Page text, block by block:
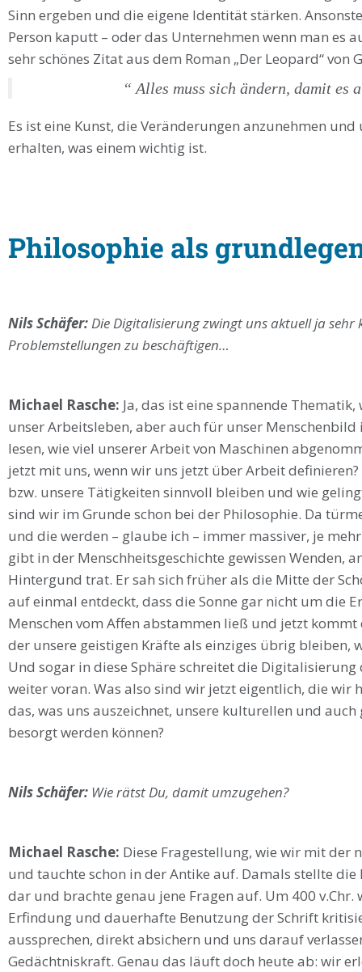
Sinn ergeben und die eigene Identität stärken.
Person kaputt – oder das Unternehmen wenn man es
sehr schönes Zitat aus dem Roman „Der Leopard“ von
“ Alles muss sich ändern, damit es
Es ist eine Kunst, die Veränderungen anzunehmen
erhalten, was einem wichtig ist.
Philosophie als
Nils Schäfer:Die Digitalisierung zwingt uns aktuell ja
Problemstellungen zu beschäftigen…
Michael Rasche: Ja, das ist eine spannende
unser Arbeitsleben, aber auch für unser
lesen, wie viel unserer Arbeit von Maschinen
jetzt mit uns, wenn wir uns jetzt über Arbeit
bzw. unsere Tätigkeiten sinnvoll bleiben und wie
sind wir im Grunde schon bei der Philosophie. Da
und die werden – glaube ich – immer massiver, je
gibt in der Menschheitsgeschichte gewissen Wenden,
Hintergund trat. Er sah sich früher als die Mitte der
auf einmal entdeckt, dass die Sonne gar nicht um die
Menschen vom Affen abstammen ließ und jetzt
der unsere geistigen Kräfte als einziges übrig bleiben,
Und sogar in diese Sphäre schreitet die
weiter voran. Was also sind wir jetzt eigentlich, die wir
das, was uns auszeichnet, unsere kulturellen und
besorgt werden können?
Nils Schäfer: Wie rätst Du, damit umzugehen?
Michael Rasche: Diese Fragestellung, wie wir mit der
und tauchte schon in der Antike auf. Damals stellte
dar und brachte genau jene Fragen auf. Um 400
Erfindung und dauerhafte Benutzung der Schrift
aussprechen, direkt absichern und uns darauf
Gedächtniskraft. Genau das läuft doch heute ab: wir